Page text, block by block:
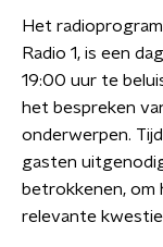
Het
Radio 1, is een
19:00 uur te
het bespreken
onderwerpen.
gasten
betrokkenen, om
relevante